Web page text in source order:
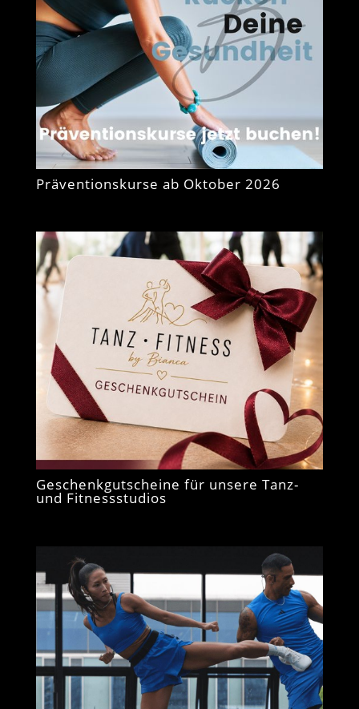
Präventionskurse ab Oktober 2026
Geschenkgutscheine für unsere Tanz-
und Fitnessstudios